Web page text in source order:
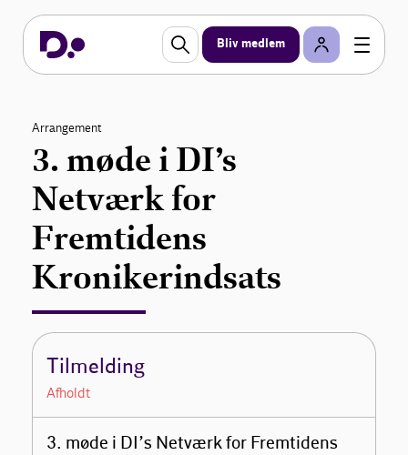
Bliv medlem
Arrangement
3. møde i DI’s
Netværk for
Fremtidens
Kronikerindsats
Tilmelding
Afholdt
3. møde i DI’s Netværk for Fremtidens